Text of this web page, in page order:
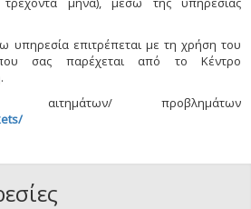
επιτρέπεται με τη χρήση του
σας παρέχεται από το Κέντρο
αιτημάτων/ προβλημάτων